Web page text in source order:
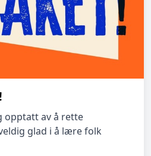
opptatt av å rette
glad i å lære folk